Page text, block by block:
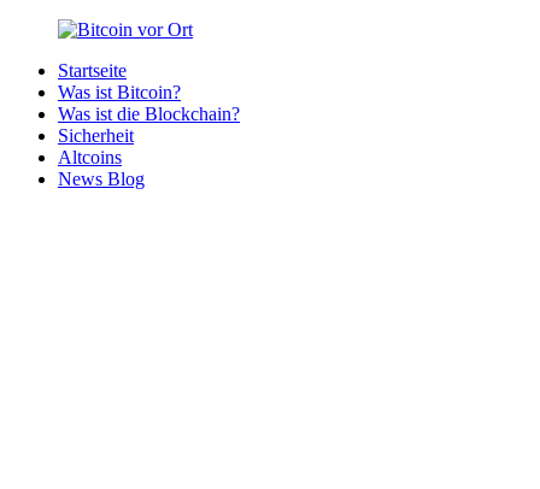
Zurück
Inhalt
Bitcoin
Bitcoins
deiner
Region
Startseite
Was ist Bitcoin?
Was ist die Blockchain?
Sicherheit
Altcoins
News Blog